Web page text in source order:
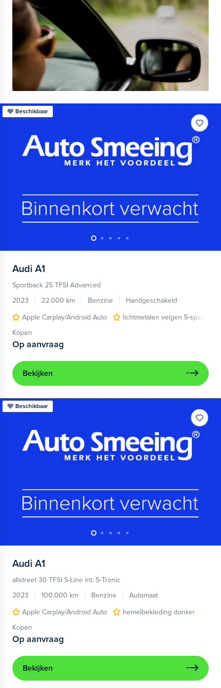
Beschikbaar
Audi A1
Sportback 25 TFSI Advanced
2023
22.000 km Benzine
Handgeschakeld
Apple Carplay/Android Auto
lichtmetalen velgen 5-spaaks
Kopen
Op aanvraag
Bekijken
Beschikbaar
Audi A1
allstreet 30 TFSI S-Line int. S-Tronic
2023
100.000 km Benzine
Automaat
Apple Carplay/Android Auto
hemelbekleding donker
Kopen
Op aanvraag
Bekijken